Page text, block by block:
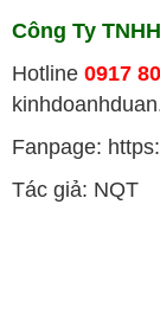
Công Ty
Hotline 0917
Fanpage:
Tác giả: NQT